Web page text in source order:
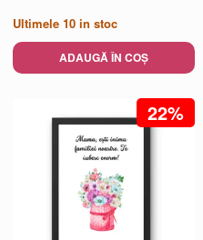
a
fost:
45,00 lei.
35,00 lei.
Ultimele 10 in stoc
ADAUGĂ ÎN COȘ
22%